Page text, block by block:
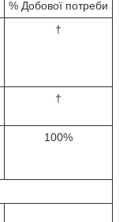
% Добової потреби
†
†
100%